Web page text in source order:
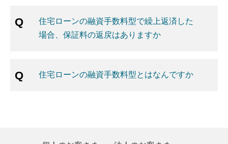
住宅ローンの融資手数料型で繰上返済した
場合、保証料の返戻はありますか
住宅ローンの融資手数料型とはなんですか